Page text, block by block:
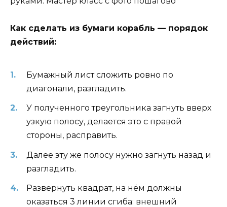
Как сделать из бумаги корабль — порядок
действий:
Бумажный лист сложить ровно по
диагонали, разгладить.
У полученного треугольника загнуть вверх
узкую полосу, делается это с правой
стороны, расправить.
Далее эту же полосу нужно загнуть назад и
разгладить.
Развернуть квадрат, на нём должны
оказаться 3 линии сгиба: внешний